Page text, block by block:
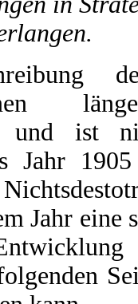
und ist
Jahr
Jahr eine